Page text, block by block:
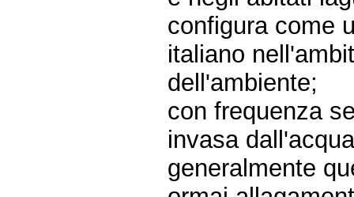
configura come
italiano
dell'ambiente;
con frequenza
invasa
generalmente